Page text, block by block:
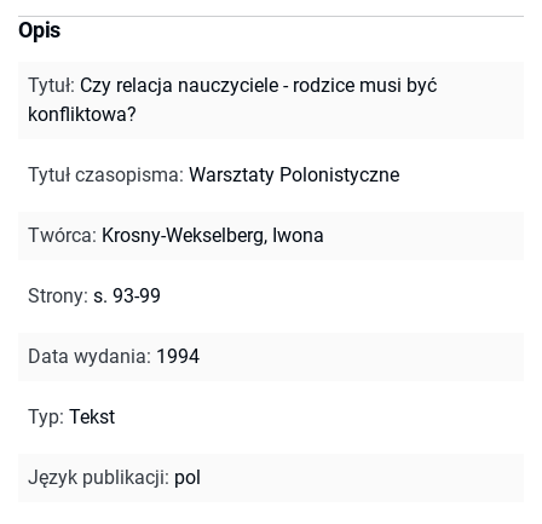
Opis
Tytuł: Czy relacja nauczyciele - rodzice musi być
konfliktowa?
Tytuł czasopisma: Warsztaty Polonistyczne
Twórca: Krosny-Wekselberg, Iwona
Strony: s. 93-99
Data wydania: 1994
Typ: Tekst
Język publikacji: pol